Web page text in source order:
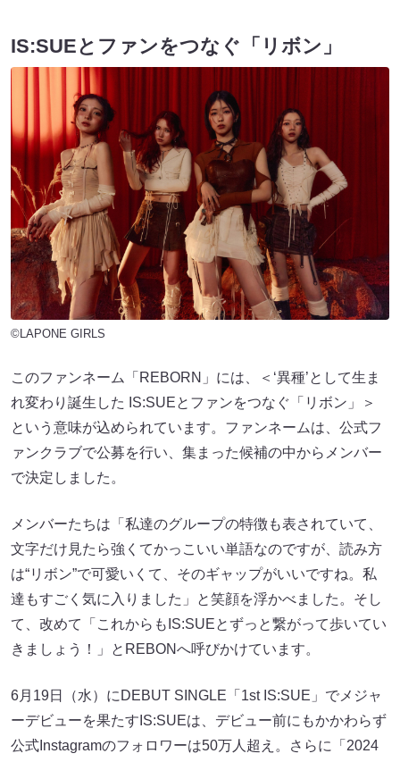
IS:SUEとファンをつなぐ「リボン」
©LAPONE GIRLS
このファンネーム「REBORN」には、＜‘異種’として生ま
れ変わり誕生した IS:SUEとファンをつなぐ「リボン」＞
という意味が込められています。ファンネームは、公式フ
ァンクラブで公募を行い、集まった候補の中からメンバー
で決定しました。
メンバーたちは「私達のグループの特徴も表されていて、
文字だけ見たら強くてかっこいい単語なのですが、読み方
は“リボン”で可愛いくて、そのギャップがいいですね。私
達もすごく気に入りました」と笑顔を浮かべました。そし
て、改めて「これからもIS:SUEとずっと繋がって歩いてい
きましょう！」とREBONへ呼びかけています。
6月19日（水）にDEBUT SINGLE「1st IS:SUE」でメジャ
ーデビューを果たすIS:SUEは、デビュー前にもかかわらず
公式Instagramのフォロワーは50万人超え。さらに「2024